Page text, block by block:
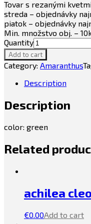
Tovar s rezanými
streda – objednávky
piatok – objednávky
Min. množstvo obj. –
Quantity
Add to cart
Category: Amaranthus
Description
Description
color: green
Related
achilea
€0.00Add to cart